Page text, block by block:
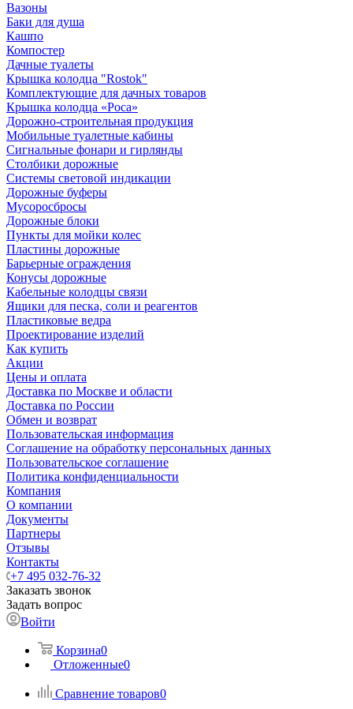
Вазоны
Баки для душа
Кашпо
Компостер
Дачные туалеты
Крышка колодца "Rostok"
Комплектующие для дачных товаров
Крышка колодца «Роса»
Дорожно-строительная продукция
Мобильные туалетные кабины
Сигнальные фонари и гирлянды
Столбики дорожные
Системы световой индикации
Дорожные буферы
Мусоросбросы
Дорожные блоки
Пункты для мойки колес
Пластины дорожные
Барьерные ограждения
Конусы дорожные
Кабельные колодцы связи
Ящики для песка, соли и реагентов
Пластиковые ведра
Проектирование изделий
Как купить
Акции
Цены и оплата
Доставка по Москве и области
Доставка по России
Обмен и возврат
Пользовательская информация
Соглашение на обработку персональных данных
Пользовательское соглашение
Политика конфиденциальности
Компания
О компании
Документы
Партнеры
Отзывы
Контакты
+7 495 032-76-32
Заказать звонок
Задать вопрос
Войти
Корзина0
Отложенные0
Сравнение товаров0